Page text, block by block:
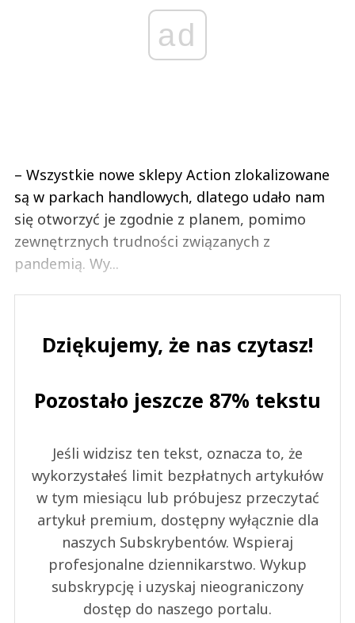
ad
– Wszystkie nowe sklepy Action zlokalizowane
są w parkach handlowych, dlatego udało nam
się otworzyć je zgodnie z planem, pomimo
zewnętrznych trudności związanych z
pandemią. Wy...
Dziękujemy, że nas czytasz!
Pozostało jeszcze 87% tekstu
Jeśli widzisz ten tekst, oznacza to, że
wykorzystałeś limit bezpłatnych artykułów
w tym miesiącu lub próbujesz przeczytać
artykuł premium, dostępny wyłącznie dla
naszych Subskrybentów. Wspieraj
profesjonalne dziennikarstwo. Wykup
subskrypcję i uzyskaj nieograniczony
dostęp do naszego portalu.